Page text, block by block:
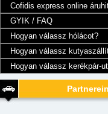
Cofidis express online
GYIK / FAQ
Hogyan válassz hólácot?
Hogyan válassz
Hogyan válassz kerékpár-